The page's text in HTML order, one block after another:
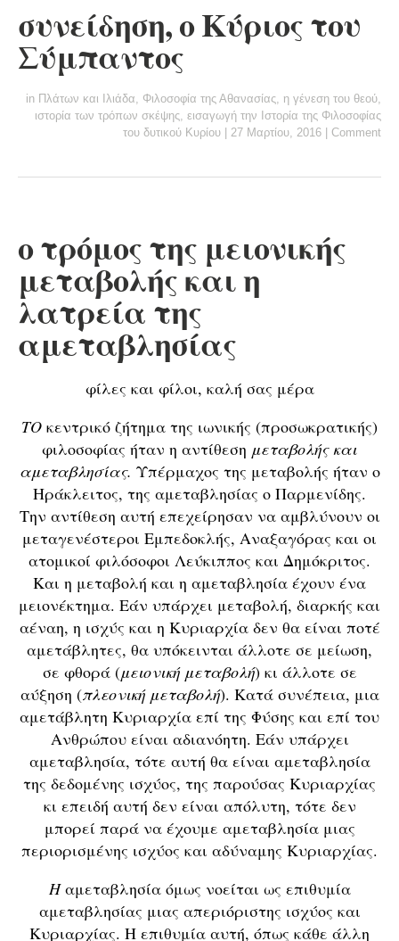
συνείδηση, ο Κύριος του
Σύμπαντος
in Πλάτων και Ιλιάδα, Φιλοσοφία της Αθανασίας, η γένεση του θεού,
ιστορία των τρόπων σκέψης, εισαγωγή την Ιστορία της Φιλοσοφίας
του δυτικού Κυρίου
27 Μαρτίου, 2016 Comment
ο τρόμος της μειονικής
μεταβολής και η
λατρεία της
αμεταβλησίας
φίλες και φίλοι, καλή σας μέρα
ΤΟ κεντρικό ζήτημα της ιωνικής (προσωκρατικής)
φιλοσοφίας ήταν η αντίθεση μεταβολής και
αμεταβλησίας. Υπέρμαχος της μεταβολής ήταν ο
Ηράκλειτος, της αμεταβλησίας ο Παρμενίδης.
Την αντίθεση αυτή επεχείρησαν να αμβλύνουν οι
μεταγενέστεροι Εμπεδοκλής, Αναξαγόρας και οι
ατομικοί φιλόσοφοι Λεύκιππος και Δημόκριτος.
Και η μεταβολή και η αμεταβλησία έχουν ένα
μειονέκτημα. Εάν υπάρχει μεταβολή, διαρκής και
αέναη, η ισχύς και η Κυριαρχία δεν θα είναι ποτέ
αμετάβλητες, θα υπόκεινται άλλοτε σε μείωση,
σε φθορά (μειονική μεταβολή) κι άλλοτε σε
αύξηση (πλεονική μεταβολή). Κατά συνέπεια, μια
αμετάβλητη Κυριαρχία επί της Φύσης και επί του
Ανθρώπου είναι αδιανόητη. Εάν υπάρχει
αμεταβλησία, τότε αυτή θα είναι αμεταβλησία
της δεδομένης ισχύος, της παρούσας Κυριαρχίας
κι επειδή αυτή δεν είναι απόλυτη, τότε δεν
μπορεί παρά να έχουμε αμεταβλησία μιας
περιορισμένης ισχύος και αδύναμης Κυριαρχίας.
Ηαμεταβλησία όμως νοείται ως επιθυμία
αμεταβλησίας μιας απεριόριστης ισχύος και
Κυριαρχίας. Η επιθυμία αυτή, όπως κάθε άλλη